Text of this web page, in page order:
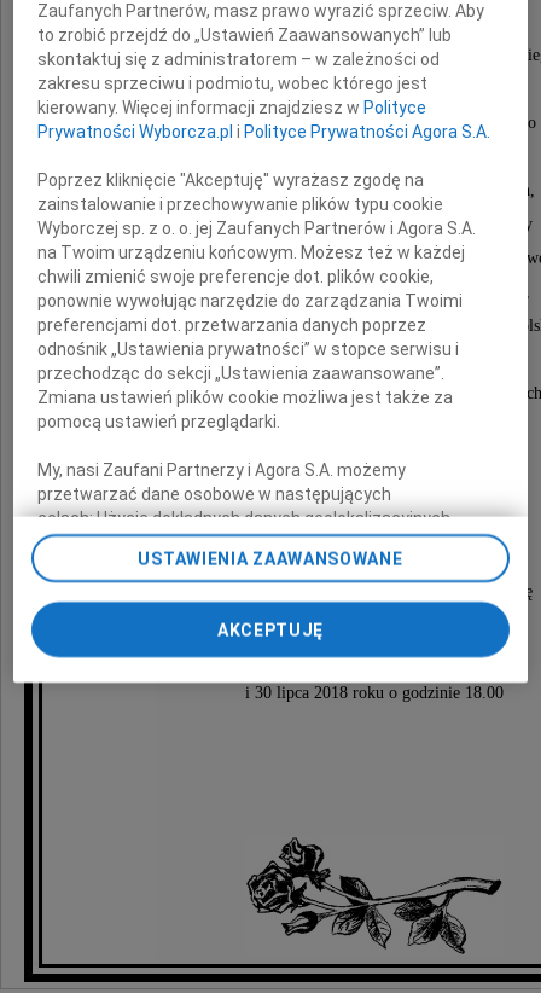
Członek Zarządu Towarzystwa Naukowego
wybitna regionalistka,
organizatorka i kustosz Muzeum Towarzystwa Naukowego
i uzupełniała zbiory Biblioteki im. Zielińskich,
działaczka społeczna, patriotka ratująca zbiory
muzealne i biblioteczne w czasie I wojny
oraz podczas najazdu bolszewików w 1920 r.,
odznaczona Krzyżem Oficerskim Odrodzenia
oraz Złotym Krzyżem Zasługi,
skromna, zawsze gotowa wspierać
bezgranicznie oddana miastu Płock
Rodzina
Msza intencyjna za duszę zmarłej odbędzie się
w Bazylice Katedralnej
29 lipca 2018 roku o godzinie 13.00
i 30 lipca 2018 roku o godzinie 18.00
Zaufanych Partnerów, masz prawo wyrazić sprzeciw. Aby
to zrobić przejdź do „Ustawień Zaawansowanych” lub
skontaktuj się z administratorem – w zależności od
zakresu sprzeciwu i podmiotu, wobec którego jest
kierowany. Więcej informacji znajdziesz w Polityce
Prywatności Wyborcza.pl i Polityce Prywatności Agora S.A.
Poprzez kliknięcie "Akceptuję" wyrażasz zgodę na
zainstalowanie i przechowywanie plików typu cookie
Wyborczej sp. z o. o. jej Zaufanych Partnerów i Agora S.A.
na Twoim urządzeniu końcowym. Możesz też w każdej
chwili zmienić swoje preferencje dot. plików cookie,
ponownie wywołując narzędzie do zarządzania Twoimi
preferencjami dot. przetwarzania danych poprzez
odnośnik „Ustawienia prywatności” w stopce serwisu i
przechodząc do sekcji „Ustawienia zaawansowane”.
Zmiana ustawień plików cookie możliwa jest także za
pomocą ustawień przeglądarki.
My, nasi Zaufani Partnerzy i Agora S.A. możemy
przetwarzać dane osobowe w następujących
celach:Użycie dokładnych danych geolokalizacyjnych.
Aktywne skanowanie charakterystyki urządzenia do celów
identyfikacji. Przechowywanie informacji na urządzeniu lub
reklam i treści, badnie odbiorców i ulepszanie usług.
Lista Zaufanych Partnerów
USTAWIENIA ZAAWANSOWANE
AKCEPTUJĘ